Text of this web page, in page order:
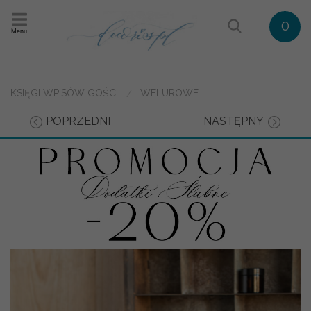
Menu 0
KSIĘGI WPISÓW GOŚCI WELUROWE
POPRZEDNI NASTĘPNY